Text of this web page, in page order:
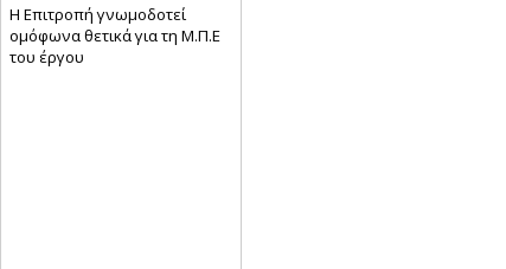
Η Επιτροπή γνωμοδοτεί
ομόφωνα θετικά για τη Μ.Π.Ε
του έργου